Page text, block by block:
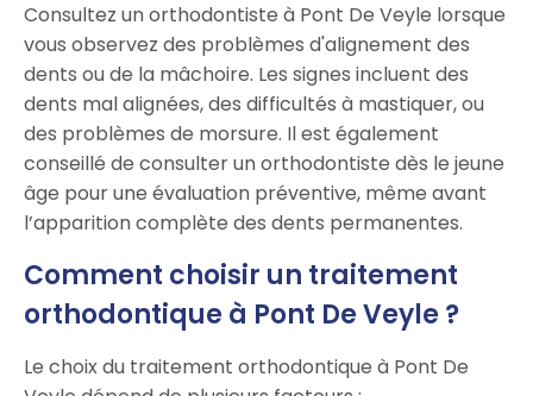
Consultez un orthodontiste à Pont De Veyle lorsque
vous observez des problèmes d'alignement des
dents ou de la mâchoire. Les signes incluent des
dents mal alignées, des difficultés à mastiquer, ou
des problèmes de morsure. Il est également
conseillé de consulter un orthodontiste dès le jeune
âge pour une évaluation préventive, même avant
l’apparition complète des dents permanentes.
Comment choisir un traitement
orthodontique à Pont De Veyle ?
Le choix du traitement orthodontique à Pont De